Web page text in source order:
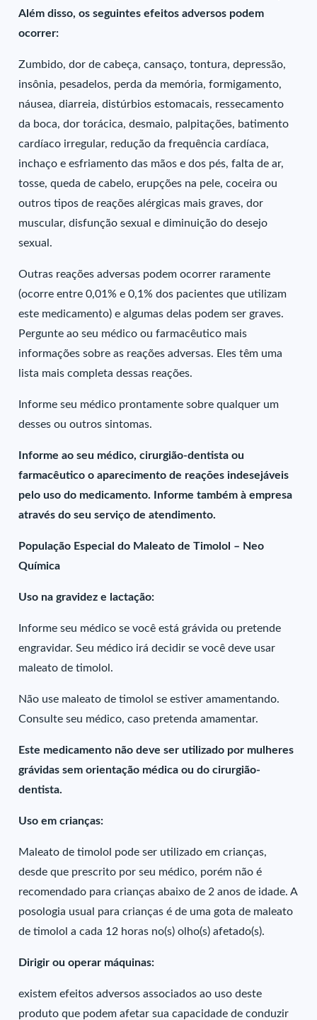
Além disso, os seguintes efeitos adversos podem
ocorrer:
Zumbido, dor de cabeça, cansaço, tontura, depressão,
insônia, pesadelos, perda da memória, formigamento,
náusea, diarreia, distúrbios estomacais, ressecamento
da boca, dor torácica, desmaio, palpitações, batimento
cardíaco irregular, redução da frequência cardíaca,
inchaço e esfriamento das mãos e dos pés, falta de ar,
tosse, queda de cabelo, erupções na pele, coceira ou
outros tipos de reações alérgicas mais graves, dor
muscular, disfunção sexual e diminuição do desejo
sexual.
Outras reações adversas podem ocorrer raramente
(ocorre entre 0,01% e 0,1% dos pacientes que utilizam
este medicamento) e algumas delas podem ser graves.
Pergunte ao seu médico ou farmacêutico mais
informações sobre as reações adversas. Eles têm uma
lista mais completa dessas reações.
Informe seu médico prontamente sobre qualquer um
desses ou outros sintomas.
Informe ao seu médico, cirurgião-dentista ou
farmacêutico o aparecimento de reações indesejáveis
pelo uso do medicamento. Informe também à empresa
através do seu serviço de atendimento.
População Especial do Maleato de Timolol – Neo
Química
Uso na gravidez e lactação:
Informe seu médico se você está grávida ou pretende
engravidar. Seu médico irá decidir se você deve usar
maleato de timolol.
Não use maleato de timolol se estiver amamentando.
Consulte seu médico, caso pretenda amamentar.
Este medicamento não deve ser utilizado por mulheres
grávidas sem orientação médica ou do cirurgião-
dentista.
Uso em crianças:
Maleato de timolol pode ser utilizado em crianças,
desde que prescrito por seu médico, porém não é
recomendado para crianças abaixo de 2 anos de idade. A
posologia usual para crianças é de uma gota de maleato
de timolol a cada 12 horas no(s) olho(s) afetado(s).
Dirigir ou operar máquinas:
existem efeitos adversos associados ao uso deste
produto que podem afetar sua capacidade de conduzir